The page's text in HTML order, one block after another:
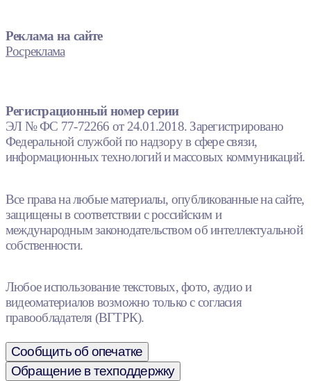
Реклама на сайте
Росреклама
Регистрационный номер серии
ЭЛ № ФС 77-72266 от 24.01.2018. Зарегистрировано
Федеральной службой по надзору в сфере связи,
информационных технологий и массовых коммуникаций.
Все права на любые материалы, опубликованные на сайте,
защищены в соответствии с российским и
международным законодательством об интеллектуальной
собственности.
Любое использование текстовых, фото, аудио и
видеоматериалов возможно только с согласия
правообладателя (ВГТРК).
Сообщить об опечатке
Обращение в техподдержку